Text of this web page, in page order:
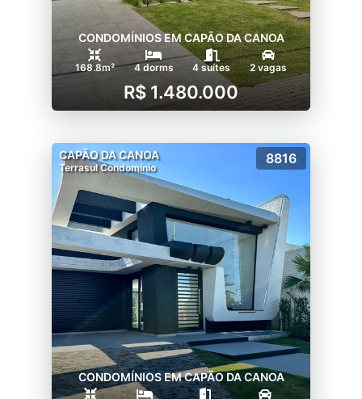
CONDOMÍNIOS EM CAPÃO DA CANOA
168.8m² 4 dorms 4 suítes 2 vagas
R$ 1.480.000
CAPÃO DA CANOA
Terrasul Condomínio
8816
CONDOMÍNIOS EM CAPÃO DA CANOA